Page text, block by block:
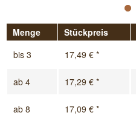
Menge Stückpreis
bis 3 17,49 € *
ab 4 17,29 € *
ab 8 17,09 € *